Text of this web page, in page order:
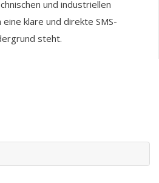
und industriellen
klare und direkte SMS-
steht.